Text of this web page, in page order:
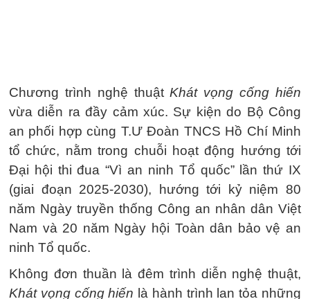
Chương trình nghệ thuậtKhát vọng cống hiến
vừa diễn ra đầy cảm xúc. Sự kiện do Bộ Công
an phối hợp cùng T.Ư Đoàn TNCS Hồ Chí Minh
tổ chức, nằm trong chuỗi hoạt động hướng tới
Đại hội thi đua “Vì an ninh Tổ quốc” lần thứ IX
(giai đoạn 2025-2030), hướng tới kỷ niệm 80
năm Ngày truyền thống Công an nhân dân Việt
Nam và 20 năm Ngày hội Toàn dân bảo vệ an
ninh Tổ quốc.
Không đơn thuần là đêm trình diễn nghệ thuật,
Khát vọng cống hiến là hành trình lan tỏa những